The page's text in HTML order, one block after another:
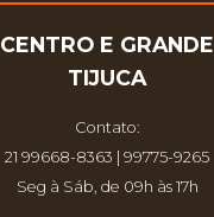
CENTRO E GRANDE
TIJUCA
Contato:
21 99668-8363 | 99775-9265
Seg à Sáb, de 09h às 17h